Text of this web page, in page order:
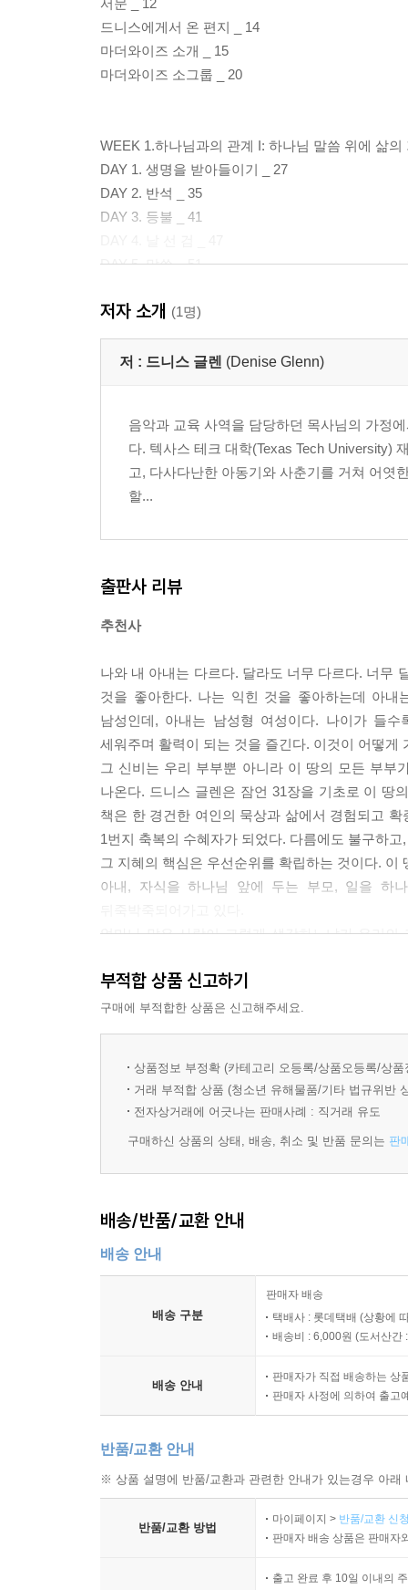
서문 _ 12
드니스에게서 온 편지 _ 14
마더와이즈 소개 _ 15
마더와이즈 소그룹 _ 20
WEEK 1.하나님과의 관계 I: 하나님 말씀 위에 삶의
DAY 1. 생명을 받아들이기 _ 27
DAY 2. 반석 _ 35
DAY 3. 등불 _ 41
DAY 5. 말씀 _ 51
WEEK 2.하나님과의 관계 II: 사랑, 신뢰, 순종을 배
DAY 1. 온 맘 다해 _ 59
DAY 2. 나의 피난처 _ 67
DAY 5. 주만 바라보기 _ 83
WEEK 3.나 자신과의 관계: 하나님이 나를 사랑하
나를 사랑하고 받아들이기
DAY 4. 자신의 한계 안에서 균형 잡기 _ 107
DAY 5. 하나님의 보호하심을 받아들이기 _ 113
WEEK 4.남편과의 관계 I: 복종, 제대로 이해하기
DAY 1. 아내의 목표 _ 127
DAY 2. 아내의 언약 ( 1 ) _ 133
DAY 3. 아내의 언약 (2) _ 143
DAY 4. 아내의 언약 (3) _ 151
DAY 5. 아내의 역할 _ 159
WEEK 5.남편과의 관계 II: 남편 섬기기
DAY 1. 아내의 임무 _ 175
DAY 2. 아내의 섬김 _ 185
WEEK 6.자녀와의 관계 I: 경건한 자손 낳기
DAY 3. 어머니의 비전 _ 237
DAY 4. 어머니의 정체성 _ 249
DAY 5. 어머니의 사역 _ 259
DAY 2. 어머니의 의무 _ 285
DAY 4. 어머니의 훈련 _ 309
WEEK 8.세상과의 관계: 여성의 일과 사역
DAY 2. 여성의 일 (2) _ 339
DAY 3. 여성의 사역 ( 1 ) 비전 _ 347
DAY 5. 사역에서 여성의 역할 _ 363
『마더와이즈 지혜』 편을 마친 당신을 주님의 이
『마더와이즈 지혜』 평가서 _ 374
저자 소개 (1명)
저 : 드니스 글렌 (Denise Glenn)
음악과 교육 사역을 담당하던 목사님의 가정
다. 텍사스 테크 대학(Texas Tech University)
고, 다사다난한 아동기와 사춘기를 거쳐 어엿
할...
출판사 리뷰
추천사
나와 내 아내는 다르다. 달라도 너무 다르다. 너무
것을 좋아한다. 나는 익힌 것을 좋아하는데 아
남성인데, 아내는 남성형 여성이다. 나이가 들
세워주며 활력이 되는 것을 즐긴다. 이것이 어떻게
그 신비는 우리 부부뿐 아니라 이 땅의 모든 부부
나온다. 드니스 글렌은 잠언 31장을 기초로 이 땅
책은 한 경건한 여인의 묵상과 삶에서 경험되고
1번지 축복의 수혜자가 되었다. 다름에도 불구하
그 지혜의 핵심은 우선순위를 확립하는 것이다.
아내, 자식을 하나님 앞에 두는 부모, 일을 하
얼마나 많은 사람이 그렇게 생각하느냐가 우리
실천적인 지위를 갖는다. 이 시대 엄마들에게 가
내게 큰 욕심이 있다면, 이 땅의 다음 세대들이 건
-양승헌 목사(세대로교회 담임/ 파이디온선교회
부적합 상품 신고하기
구매에 부적합한 상품은 신고해주세요.
상품정보 부정확 (카테고리 오등록/상품오등록/상
거래 부적합 상품 (청소년 유해물품/기타 법규위반
전자상거래에 어긋나는 판매사례 : 직거래 유도
구매하신 상품의 상태, 배송, 취소 및 반품 문의는 판
배송/반품/교환 안내
배송 안내
배송 구분
판매자 배송
택배사 : 롯데택배 (상황에
배송비 : 6,000원 (도서산간
배송 안내
판매자가 직접 배송하는 상
판매자 사정에 의하여 출고
반품/교환 안내
※ 상품 설명에 반품/교환과 관련한 안내가 있는경우 아
반품/교환 방법
마이페이지 > 반품/교환 신
판매자 배송 상품은 판매자
출고 완료 후 10일 이내의